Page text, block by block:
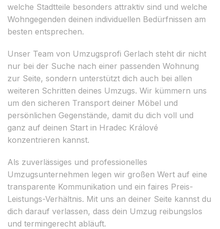
welche Stadtteile besonders attraktiv sind und welche
Wohngegenden deinen individuellen Bedürfnissen am
besten entsprechen.
Unser Team von Umzugsprofi Gerlach steht dir nicht
nur bei der Suche nach einer passenden Wohnung
zur Seite, sondern unterstützt dich auch bei allen
weiteren Schritten deines Umzugs. Wir kümmern uns
um den sicheren Transport deiner Möbel und
persönlichen Gegenstände, damit du dich voll und
ganz auf deinen Start in Hradec Králové
konzentrieren kannst.
Als zuverlässiges und professionelles
Umzugsunternehmen legen wir großen Wert auf eine
transparente Kommunikation und ein faires Preis-
Leistungs-Verhältnis. Mit uns an deiner Seite kannst du
dich darauf verlassen, dass dein Umzug reibungslos
und termingerecht abläuft.